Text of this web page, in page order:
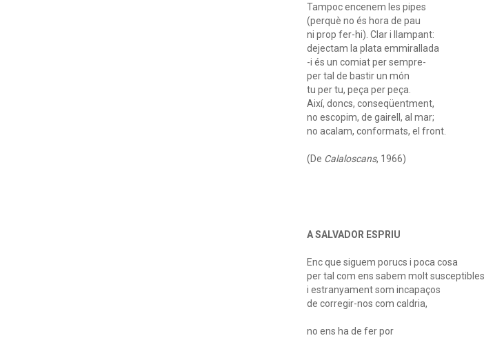
Tampoc encenem les pipes
(perquè no és hora de pau
ni prop fer-hi). Clar i llampant:
dejectam la plata emmirallada
-i és un comiat per sempre-
per tal de bastir un món
tu per tu, peça per peça.
Així, doncs, conseqüentment,
no escopim, de gairell, al mar;
no acalam, conformats, el front.
(De Calaloscans, 1966)
A SALVADOR ESPRIU
Enc que siguem porucs i poca cosa
per tal com ens sabem molt susceptibles
i estranyament som incapaços
de corregir-nos com caldria,
no ens ha de fer por